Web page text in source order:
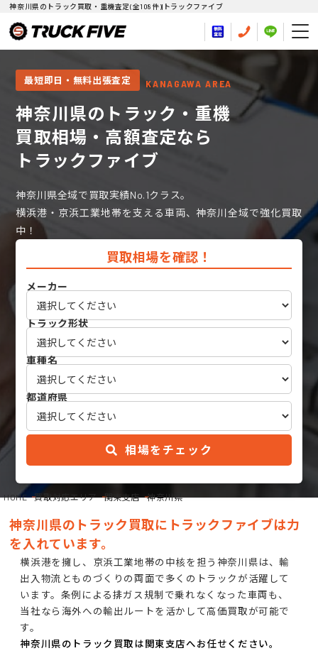
神奈川県のトラック買取・重機査定(全108件)|トラックファイブ
最短即日・無料出張査定 KANAGAWA AREA
神奈川県のトラック・重機
買取相場・高額査定なら
トラックファイブ
神奈川県全域で買取実績No.1クラス。
横浜港・京浜工業地帯を支える車両、神奈川全域で強化買取
中！
買取相場を確認！
メーカー
トラック形状
車種名
都道府県
相場をチェック
HOME 買取対応エリア 関東支店 神奈川県
神奈川県のトラック買取にトラックファイブは力
を入れています。
横浜港を擁し、京浜工業地帯の中核を担う神奈川県は、輸
出入物流とものづくりの両面で多くのトラックが活躍して
います。条例による排ガス規制で乗れなくなった車両も、
当社なら海外への輸出ルートを活かして高価買取が可能で
す。
神奈川県のトラック買取は関東支店へお任せください。